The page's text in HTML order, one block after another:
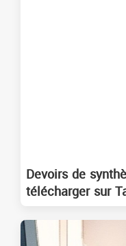
Devoirs de
télécharger sur